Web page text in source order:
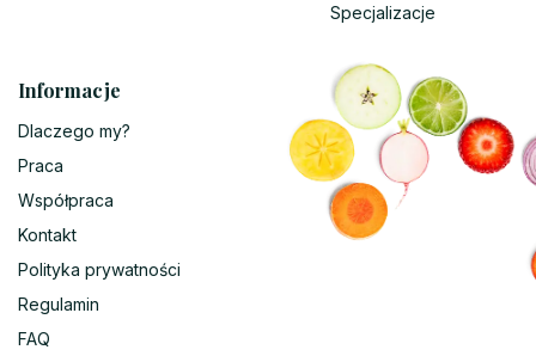
Specjalizacje
Informacje
Dlaczego my?
Praca
Współpraca
Kontakt
Polityka prywatności
Regulamin
FAQ